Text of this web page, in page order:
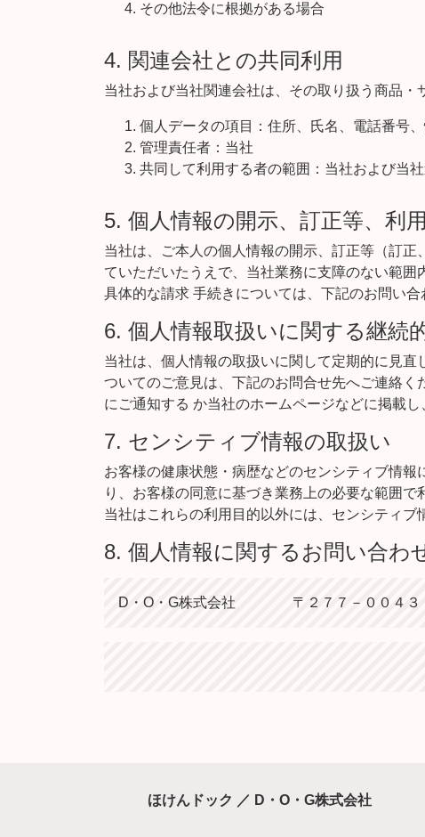
その他法令に根拠がある場合
4. 関連会社との共同利用
当社および当社関連会社は、その取り扱う商品・
個人データの項目：住所、氏名、電話番号
管理責任者：当社
共同して利用する者の範囲：当社および当
5. 個人情報の開示、訂正等、利
当社は、ご本人の個人情報の開示、訂正等（訂
ていただいたうえで、当社業務に支障のない範
具体的な請求 手続きについては、下記のお問い合
6. 個人情報取扱いに関する継続
当社は、個人情報の取扱いに関して定期的に見
ついてのご意見は、下記のお問合せ先へご連絡
にご通知する か当社のホームページなどに掲載し
7. センシティブ情報の取扱い
お客様の健康状態・病歴などのセンシティブ情
り、お客様の同意に基づき業務上の必要な範囲
当社はこれらの利用目的以外には、センシティブ
8. 個人情報に関するお問い合わ
D・O・G株式会社 〒２７７－００４３
ほけんドック ／ D・O・G株式会社